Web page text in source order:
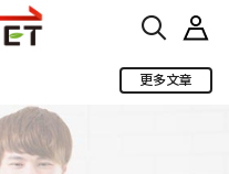
更多文章